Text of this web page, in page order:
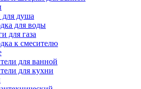
душа
для воды
для газа
к смесителю
для ванной
для кухни